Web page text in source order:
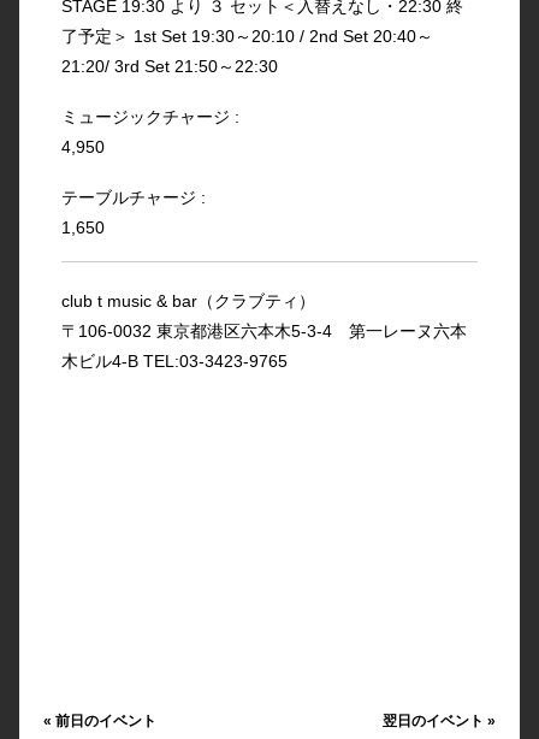
STAGE 19:30 より ３ セット＜入替えなし・22:30 終
了予定＞ 1st Set 19:30～20:10 / 2nd Set 20:40～
21:20/ 3rd Set 21:50～22:30
ミュージックチャージ :
4,950
テーブルチャージ :
1,650
club t music & bar（クラブティ）
〒106-0032 東京都港区六本木5-3-4 第一レーヌ六本
木ビル4-B TEL:03-3423-9765
« 前日のイベント 翌日のイベント»